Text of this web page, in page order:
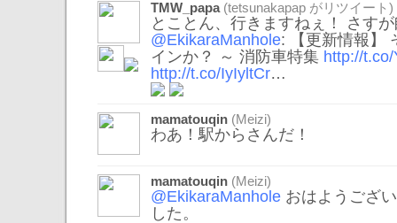
TMW_papa(tetsunakapap がリツイート)
とことん、行きますねぇ！ さす
@EkikaraManhole: 【更新情報】
インか？ ～ 消防車特集 http://
http://t.co/IyIyltCr…
mamatouqin (Meizi)
わあ！駅からさんだ！
mamatouqin (Meizi)
@EkikaraManhole おはようござ
した。